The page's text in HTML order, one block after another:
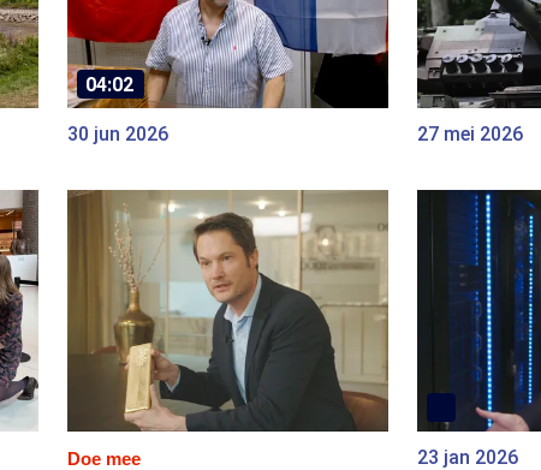
04:02
30 jun 2026 27 mei 2026
Doe mee 23 jan 2026